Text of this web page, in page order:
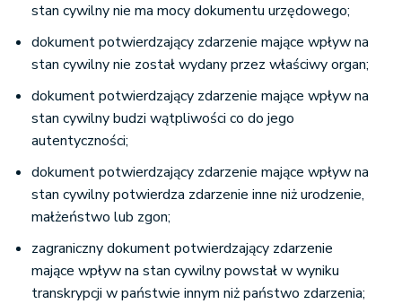
stan cywilny nie ma mocy dokumentu urzędowego;
dokument potwierdzający zdarzenie mające wpływ na
stan cywilny nie został wydany przez właściwy organ;
dokument potwierdzający zdarzenie mające wpływ na
stan cywilny budzi wątpliwości co do jego
autentyczności;
dokument potwierdzający zdarzenie mające wpływ na
stan cywilny potwierdza zdarzenie inne niż urodzenie,
małżeństwo lub zgon;
zagraniczny dokument potwierdzający zdarzenie
mające wpływ na stan cywilny powstał w wyniku
transkrypcji w państwie innym niż państwo zdarzenia;